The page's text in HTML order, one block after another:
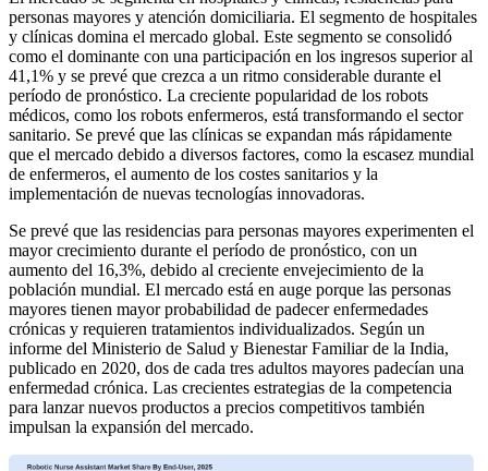
personas mayores y atención domiciliaria. El segmento de hospitales
y clínicas domina el mercado global. Este segmento se consolidó
como el dominante con una participación en los ingresos superior al
41,1% y se prevé que crezca a un ritmo considerable durante el
período de pronóstico. La creciente popularidad de los robots
médicos, como los robots enfermeros, está transformando el sector
sanitario. Se prevé que las clínicas se expandan más rápidamente
que el mercado debido a diversos factores, como la escasez mundial
de enfermeros, el aumento de los costes sanitarios y la
implementación de nuevas tecnologías innovadoras.
Se prevé que las residencias para personas mayores experimenten el
mayor crecimiento durante el período de pronóstico, con un
aumento del 16,3%, debido al creciente envejecimiento de la
población mundial. El mercado está en auge porque las personas
mayores tienen mayor probabilidad de padecer enfermedades
crónicas y requieren tratamientos individualizados. Según un
informe del Ministerio de Salud y Bienestar Familiar de la India,
publicado en 2020, dos de cada tres adultos mayores padecían una
enfermedad crónica. Las crecientes estrategias de la competencia
para lanzar nuevos productos a precios competitivos también
impulsan la expansión del mercado.